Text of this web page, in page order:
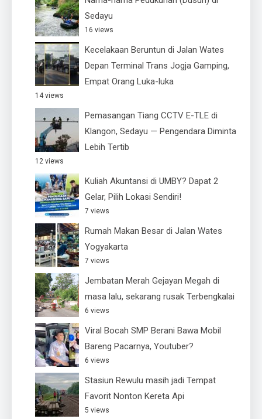
Sedayu
16 views
Kecelakaan Beruntun di Jalan Wates
Depan Terminal Trans Jogja Gamping,
Empat Orang Luka-luka
14 views
Pemasangan Tiang CCTV E-TLE di
Klangon, Sedayu — Pengendara Diminta
Lebih Tertib
12 views
Kuliah Akuntansi di UMBY? Dapat 2
Gelar, Pilih Lokasi Sendiri!
7 views
Rumah Makan Besar di Jalan Wates
Yogyakarta
7 views
Jembatan Merah Gejayan Megah di
masa lalu, sekarang rusak Terbengkalai
6 views
Viral Bocah SMP Berani Bawa Mobil
Bareng Pacarnya, Youtuber?
6 views
Stasiun Rewulu masih jadi Tempat
Favorit Nonton Kereta Api
5 views